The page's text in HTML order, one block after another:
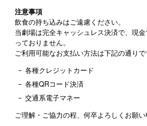
注意事項
飲食の持ち込みはご遠慮ください。
当劇場は完全キャッシュレス決済で、現
っておりません。
ご利用可能なお支払い方法は下記の通りで
各種クレジットカード
各種QRコード決済
交通系電子マネー
ご理解・ご協力の程、何卒よろしくお願い